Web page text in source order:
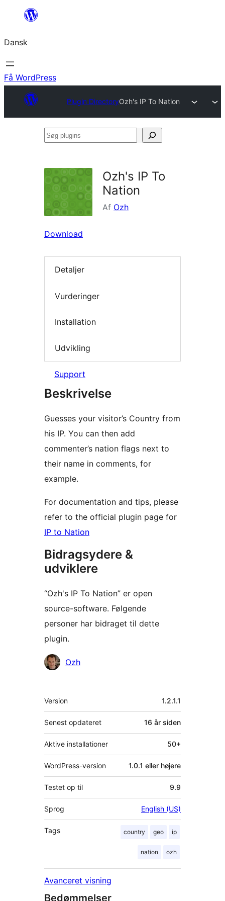
Spring
indhold
Dansk
Få WordPress
Plugin DirectoryOzh's IP To Nation
Søg
Ozh's IP To
Nation
Af Ozh
Download
Detaljer
Vurderinger
Installation
Udvikling
Support
Beskrivelse
Guesses your visitor’s Country from
his IP. You can then add
commenter’s nation flags next to
their name in comments, for
example.
For documentation and tips, please
refer to the official plugin page for
IP to Nation
Bidragsydere &
udviklere
“Ozh's IP To Nation” er open
source-software. Følgende
personer har bidraget til dette
plugin.
Bidragsydere
Ozh
Meta
Version 1.2.1.1
Senest opdateret 16 år siden
Aktive installationer 50+
WordPress-version 1.0.1 eller højere
Testet op til 9.9
Sprog English (US)
Tags country geo ip
nation ozh
Avanceret visning
Bedømmelser